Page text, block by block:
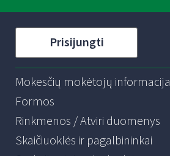
Prisijungti
Mokesčių mokėtojų informacija
Formos
Rinkmenos / Atviri duomenys
Skaičiuoklės ir pagalbininkai